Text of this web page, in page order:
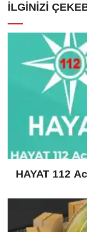
İLGINIZI
HAYAT 112